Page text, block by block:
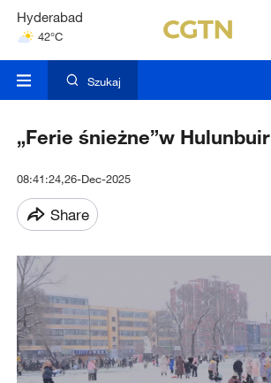
Hyderabad
42°C
Mumbai
Szukaj
„Ferie śnieżne”w Hulunbuir
08:41:24,26-Dec-2025
Share